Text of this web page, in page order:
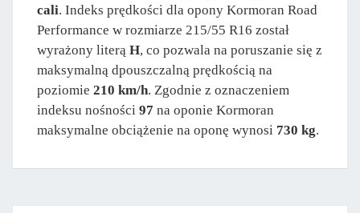
cali. Indeks prędkości dla opony Kormoran Road
Performance w rozmiarze 215/55 R16 został
wyrażony literą H, co pozwala na poruszanie się z
maksymalną dpouszczalną prędkością na
poziomie 210 km/h. Zgodnie z oznaczeniem
indeksu nośności 97 na oponie Kormoran
maksymalne obciążenie na oponę wynosi 730 kg.